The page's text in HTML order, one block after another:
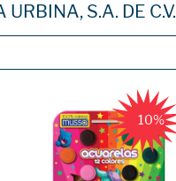
URBINA, S.A. DE C.V.
10%